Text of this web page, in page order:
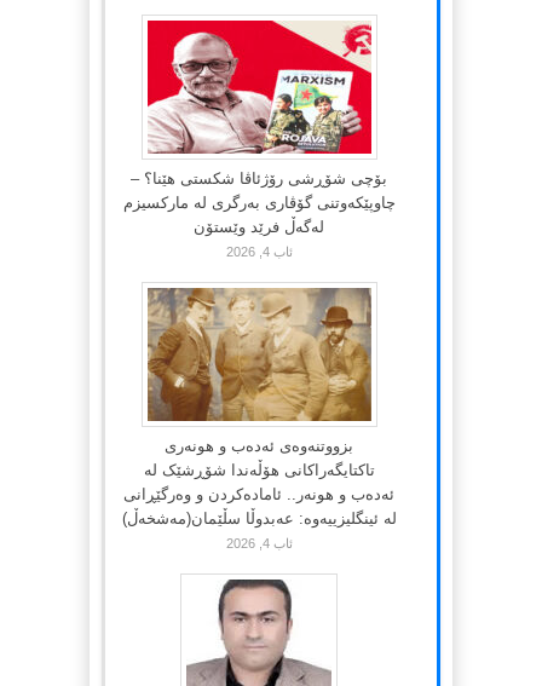
بۆچی شۆڕشی رۆژئاڤا شکستی هێنا؟ –
چاوپێکەوتنی گۆڤاری بەرگری لە مارکسیزم
لەگەڵ فرێد وێستۆن
ئاب 4, 2026
بزووتنەوەی ئەدەب و هونەری
تاکتایگەراکانی هۆڵەندا شۆڕشێک لە
ئەدەب و هونەر.. ئامادەکردن و وەرگێڕانی
لە ئینگلیزییەوە: عەبدوڵا سڵێمان(مەشخەڵ)
ئاب 4, 2026